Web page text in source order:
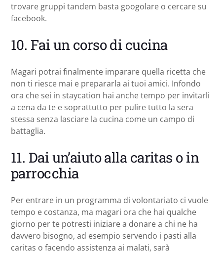
trovare gruppi tandem basta googolare o cercare su
facebook.
10. Fai un corso di cucina
Magari potrai finalmente imparare quella ricetta che
non ti riesce mai e prepararla ai tuoi amici. Infondo
ora che sei in staycation hai anche tempo per invitarli
a cena da te e soprattutto per pulire tutto la sera
stessa senza lasciare la cucina come un campo di
battaglia.
11. Dai un’aiuto alla caritas o in
parrocchia
Per entrare in un programma di volontariato ci vuole
tempo e costanza, ma magari ora che hai qualche
giorno per te potresti iniziare a donare a chi ne ha
davvero bisogno, ad esempio servendo i pasti alla
caritas o facendo assistenza ai malati, sarà